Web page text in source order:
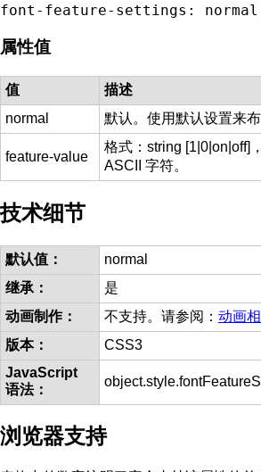
font-feature-settings:
属性值
值
描述
normal
默认。使用默认设置来布
feature-value
格式：string [1|0|on|off]
ASCII 字符。
技术细节
默认值：
normal
继承：
是
动画制作：
不支持。请参阅： 动画
版本：
CSS3
JavaScript
语法：
浏览器支持